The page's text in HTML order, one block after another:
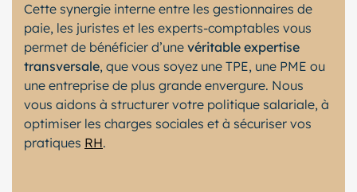
Cette synergie interne entre les gestionnaires de
paie, les juristes et les experts-comptables vous
permet de bénéficier d’une véritable expertise
transversale, que vous soyez une TPE, une PME ou
une entreprise de plus grande envergure. Nous
vous aidons à structurer votre politique salariale, à
optimiser les charges sociales et à sécuriser vos
pratiques RH.